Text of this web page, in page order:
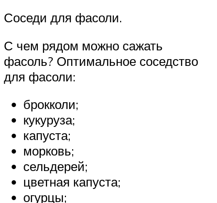
Соседи для фасоли.
С чем рядом можно сажать
фасоль? Оптимальное соседство
для фасоли:
брокколи;
кукуруза;
капуста;
морковь;
сельдерей;
цветная капуста;
огурцы;